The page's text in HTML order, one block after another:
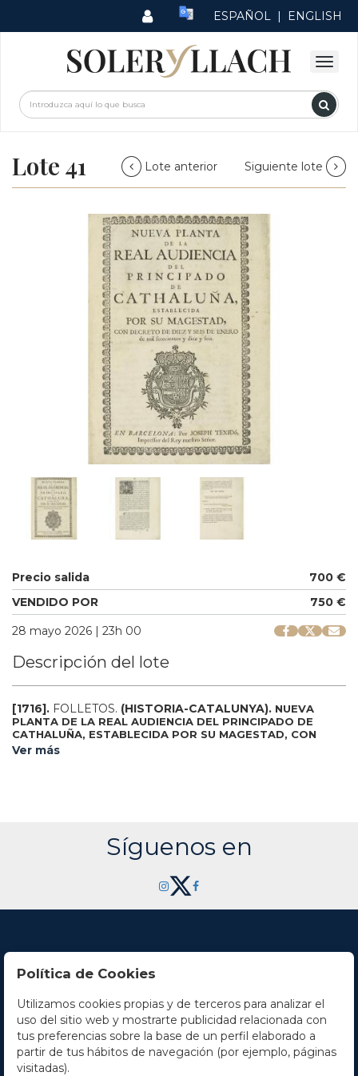
ESPAÑOL | ENGLISH
Lote 41 Lote anterior Siguiente lote
Precio salida
700 €
VENDIDO POR
750 €
28 mayo 2026 | 23h 00
Descripción del lote
[1716]. FOLLETOS. (HISTORIA-CATALUNYA). NUEVA
PLANTA DE LA REAL AUDIENCIA DEL PRINCIPADO DE
CATHALUÑA, ESTABLECIDA POR SU MAGESTAD, CON
DECRETO DE DIEZ Y SEIS DE ENERO DE MIL SETECIENTOS
Catalunya (diferente a este) .
Ver más
Síguenos en
Contacto
Horario
La empresa
Política de Cookies
Utilizamos cookies propias y de terceros para analizar el
uso del sitio web y mostrarte publicidad relacionada con
tus preferencias sobre la base de un perfil elaborado a
partir de tus hábitos de navegación (por ejemplo, páginas
visitadas).